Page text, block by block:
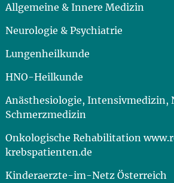
Allgemeine & Innere Medizin
Neurologie & Psychiatrie
Lungenheilkunde
HNO-Heilkunde
Anästhesiologie, Intensivmedizin,
Schmerzmedizin
Onkologische Rehabilitation
krebspatienten.de
Kinderaerzte-im-Netz Österreich